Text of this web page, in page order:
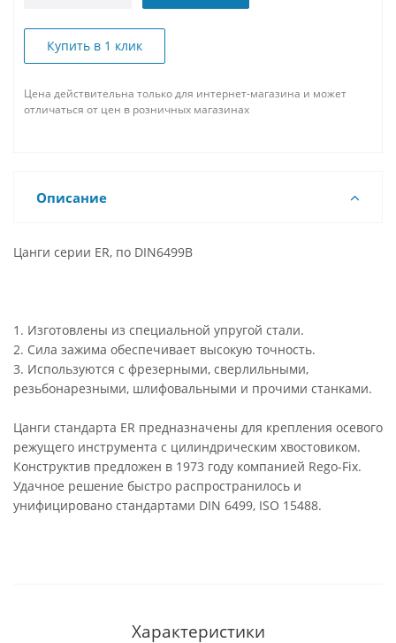
Купить в 1 клик
Цена действительна только для интернет-магазина и может
отличаться от цен в розничных магазинах
Описание
Цанги серии ER, по DIN6499B
1. Изготовлены из специальной упругой стали.
2. Сила зажима обеспечивает высокую точность.
3. Используются с фрезерными, сверлильными,
резьбонарезными, шлифовальными и прочими станками.
Цанги стандарта ER предназначены для крепления осевого
режущего инструмента с цилиндрическим хвостовиком.
Конструктив предложен в 1973 году компанией Rego-Fix.
Удачное решение быстро распространилось и
унифицировано стандартами DIN 6499, ISO 15488.
Характеристики